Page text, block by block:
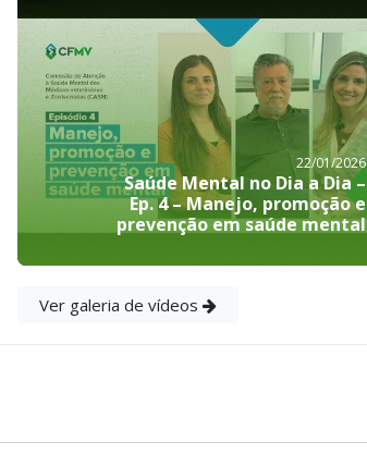
22/01/2026
Saúde Mental no Dia a Dia –
Ep. 4 – Manejo, promoção e
prevenção em saúde mental
Ver galeria de vídeos